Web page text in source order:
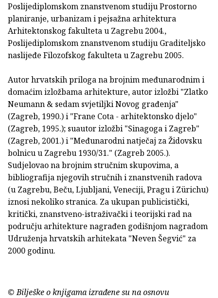
Poslijediplomskom znanstvenom studiju Prostorno
planiranje, urbanizam i pejsažna arhitektura
Arhitektonskog fakulteta u Zagrebu 2004.,
Poslijediplomskom znanstvenom studiju Graditeljsko
naslijeđe Filozofskog fakulteta u Zagrebu 2005.
Autor hrvatskih priloga na brojnim međunarodnim i
domaćim izložbama arhitekture, autor izložbi "Zlatko
Neumann & sedam svjetiljki Novog građenja"
(Zagreb, 1990.) i "Frane Cota - arhitektonsko djelo"
(Zagreb, 1995.); suautor izložbi "Sinagoga i Zagreb"
(Zagreb, 2001.) i "Međunarodni natječaj za Židovsku
bolnicu u Zagrebu 1930/31." (Zagreb 2005.).
Sudjelovao na brojnim stručnim skupovima, a
bibliografija njegovih stručnih i znanstvenih radova
(u Zagrebu, Beču, Ljubljani, Veneciji, Pragu i Zürichu)
iznosi nekoliko stranica. Za ukupan publicistički,
kritički, znanstveno-istraživački i teorijski rad na
području arhitekture nagrađen godišnjom nagradom
Udruženja hrvatskih arhitekata "Neven Šegvić" za
2000 godinu.
© Bilješke o knjigama izrađene su na osnovu